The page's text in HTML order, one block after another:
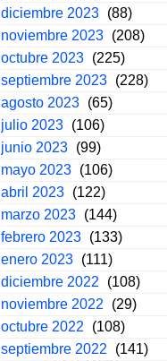
diciembre 2023 (88)
noviembre 2023 (208)
octubre 2023 (225)
septiembre 2023 (228)
agosto 2023 (65)
julio 2023 (106)
junio 2023 (99)
mayo 2023 (106)
abril 2023 (122)
marzo 2023 (144)
febrero 2023 (133)
enero 2023 (111)
diciembre 2022
(108)
noviembre 2022
(29)
octubre 2022
(108)
septiembre 2022
(141)